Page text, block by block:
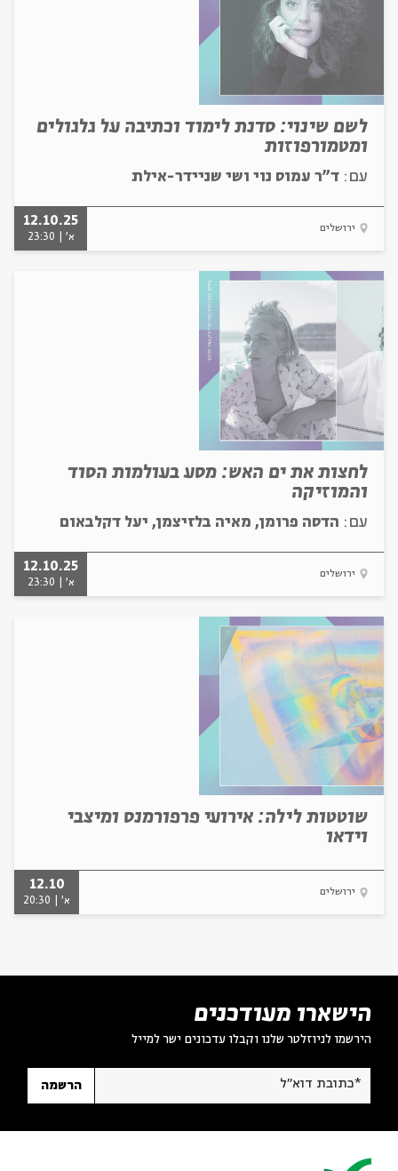
לשם שינוי: סדנת לימוד וכתיבה על גלגולים
ומטמורפוזות
עם: ד"ר עמוס נוי ושי שניידר-אילת
ירושלים
12.10.25
א' | 23:30
לחצות את ים האש: מסע בעולמות הסוד
והמוזיקה
עם: הדסה פרומן, מאיה בלזיצמן, יעל דקלבאום
ירושלים
12.10.25
א' | 23:30
שוטטות לילה: אירועי פרפורמנס ומיצבי
וידאו
ירושלים
12.10
א' | 20:30
הישארו מעודכנים
הירשמו לניוזלטר שלנו וקבלו עדכונים ישר למייל
*כתובת דוא"ל הרשמה